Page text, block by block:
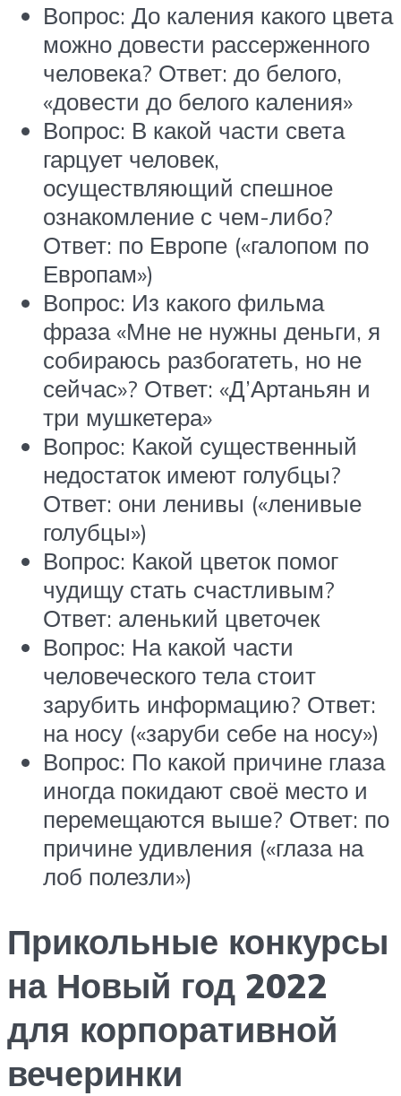
Вопрос: До каления какого цвета
можно довести рассерженного
человека? Ответ: до белого,
«довести до белого каления»
Вопрос: В какой части света
гарцует человек,
осуществляющий спешное
ознакомление с чем-либо?
Ответ: по Европе («галопом по
Европам»)
Вопрос: Из какого фильма
фраза «Мне не нужны деньги, я
собираюсь разбогатеть, но не
сейчас»? Ответ: «Д’Артаньян и
три мушкетера»
Вопрос: Какой существенный
недостаток имеют голубцы?
Ответ: они ленивы («ленивые
голубцы»)
Вопрос: Какой цветок помог
чудищу стать счастливым?
Ответ: аленький цветочек
Вопрос: На какой части
человеческого тела стоит
зарубить информацию? Ответ:
на носу («заруби себе на носу»)
Вопрос: По какой причине глаза
иногда покидают своё место и
перемещаются выше? Ответ: по
причине удивления («глаза на
лоб полезли»)
Прикольные конкурсы
на Новый год 2022
для корпоративной
вечеринки